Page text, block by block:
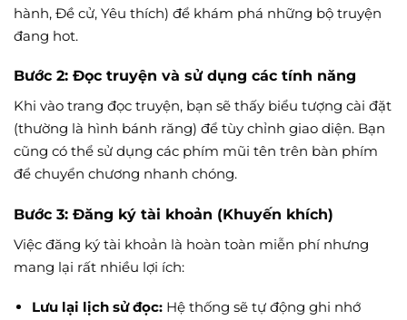
hành, Đề cử, Yêu thích) để khám phá những bộ truyện
đang hot.
Bước 2: Đọc truyện và sử dụng các tính năng
Khi vào trang đọc truyện, bạn sẽ thấy biểu tượng cài đặt
(thường là hình bánh răng) để tùy chỉnh giao diện. Bạn
cũng có thể sử dụng các phím mũi tên trên bàn phím
để chuyển chương nhanh chóng.
Bước 3: Đăng ký tài khoản (Khuyến khích)
Việc đăng ký tài khoản là hoàn toàn miễn phí nhưng
mang lại rất nhiều lợi ích:
Lưu lại lịch sử đọc:Hệ thống sẽ tự động ghi nhớ